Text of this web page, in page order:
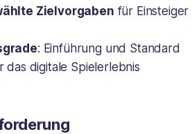
Zielvorgaben für
: Einführung und Standard
das digitale Spielerlebnis